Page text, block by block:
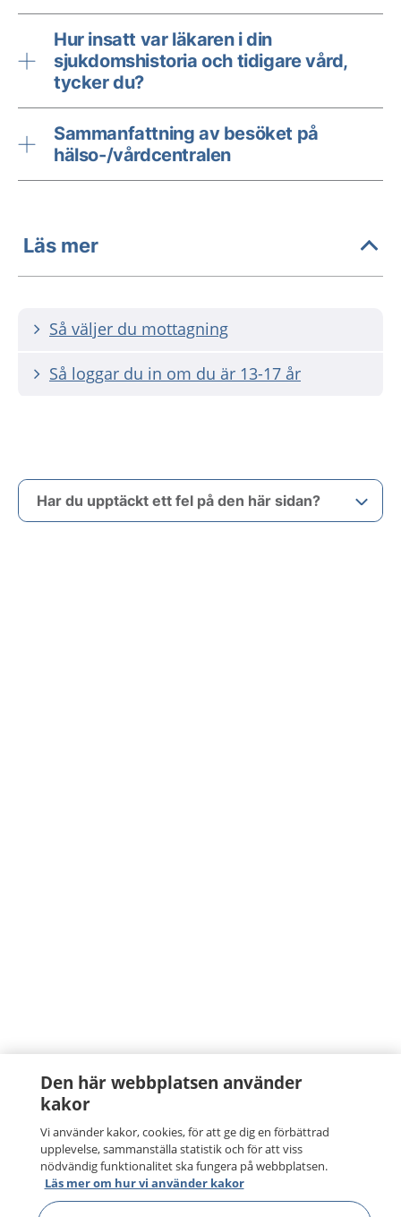
Hur insatt var läkaren i din
sjukdomshistoria och tidigare vård,
tycker du?
Sammanfattning av besöket på
hälso-/vårdcentralen
Läs mer
Så väljer du mottagning
Så loggar du in om du är 13-17 år
Har du upptäckt ett fel på den här sidan?
Den här webbplatsen använder
kakor
Vi använder kakor, cookies, för att ge dig en förbättrad
upplevelse, sammanställa statistik och för att viss
nödvändig funktionalitet ska fungera på webbplatsen.
Läs mer om hur vi använder kakor